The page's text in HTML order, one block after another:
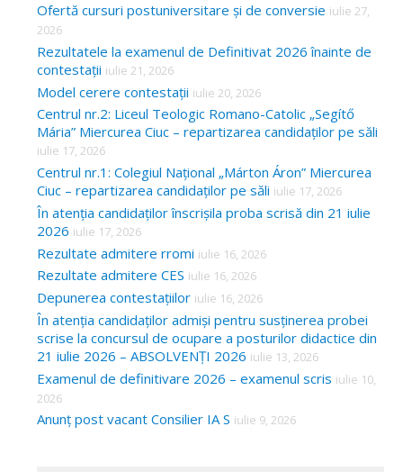
Ofertă cursuri postuniversitare și de conversie iulie 27,
2026
Rezultatele la examenul de Definitivat 2026 înainte de
contestații iulie 21, 2026
Model cerere contestații iulie 20, 2026
Centrul nr.2: Liceul Teologic Romano-Catolic „Segítő
Mária” Miercurea Ciuc – repartizarea candidaților pe săli
iulie 17, 2026
Centrul nr.1: Colegiul Național „Márton Áron” Miercurea
Ciuc – repartizarea candidaților pe săli iulie 17, 2026
În atenția candidaților înscrișila proba scrisă din 21 iulie
2026 iulie 17, 2026
Rezultate admitere rromi iulie 16, 2026
Rezultate admitere CES iulie 16, 2026
Depunerea contestațiilor iulie 16, 2026
În atenția candidaților admiși pentru susținerea probei
scrise la concursul de ocupare a posturilor didactice din
21 iulie 2026 – ABSOLVENȚI 2026 iulie 13, 2026
Examenul de definitivare 2026 – examenul scris iulie 10,
2026
Anunț post vacant Consilier IA S iulie 9, 2026